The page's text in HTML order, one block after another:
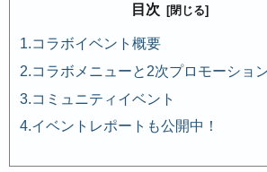
目次
コラボイベント概要
コラボメニューと2次プロモーショ
コミュニティイベント
イベントレポートも公開中！